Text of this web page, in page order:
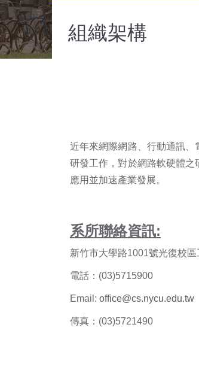
組織架構
近年來網際網路、行動通訊
研發工作，對於網路軟硬體
應用並加速產業發展。
系所聯絡資訊:
新竹市大學路1001號光復校
電話：(03)5715900
Email: office@cs.nycu.edu.tw
傳真：(03)5721490